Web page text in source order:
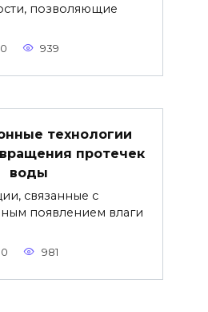
позволяющие
0 939
технологии
протечек
воды
связанные с
появлением влаги
0 981